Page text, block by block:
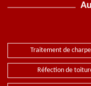
Traitement de
Réfection de